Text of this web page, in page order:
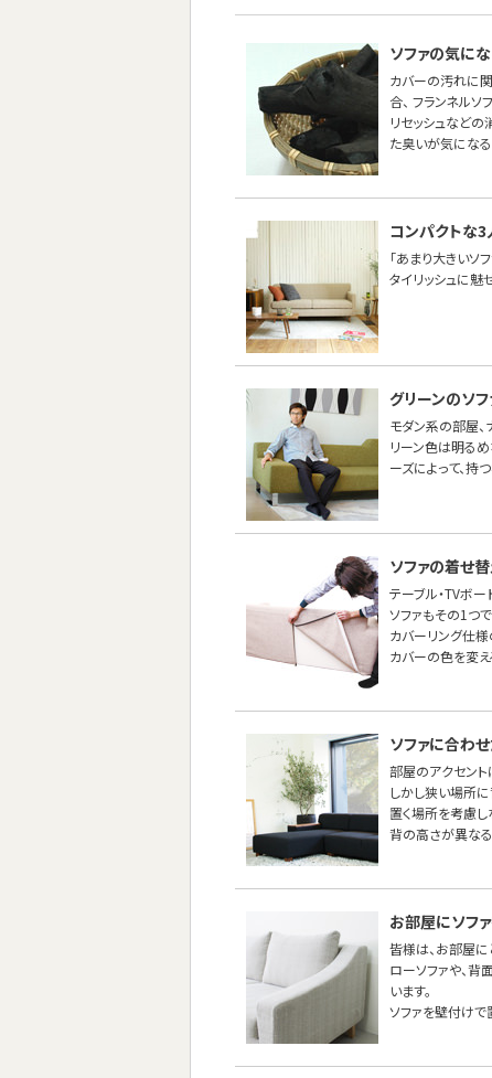
ソファの気に
カバーの汚れに
合、 フランネル
リセッシュなど
た臭いが気にな
コンパクトな3
「あまり大きいソ
タイリッシュに魅
グリーンのソ
モダン系の部屋
リーン色は明る
ーズによって、持
ソファの着せ
テーブル・TVボー
ソファもその1つ
カバーリング仕
カバーの色を変
ソファに合わ
部屋のアクセント
しかし狭い場所
置く場所を考慮し
背の高さが異なる
お部屋にソフ
皆様は、お部屋に
ローソファや、背
います。
ソファを壁付けで